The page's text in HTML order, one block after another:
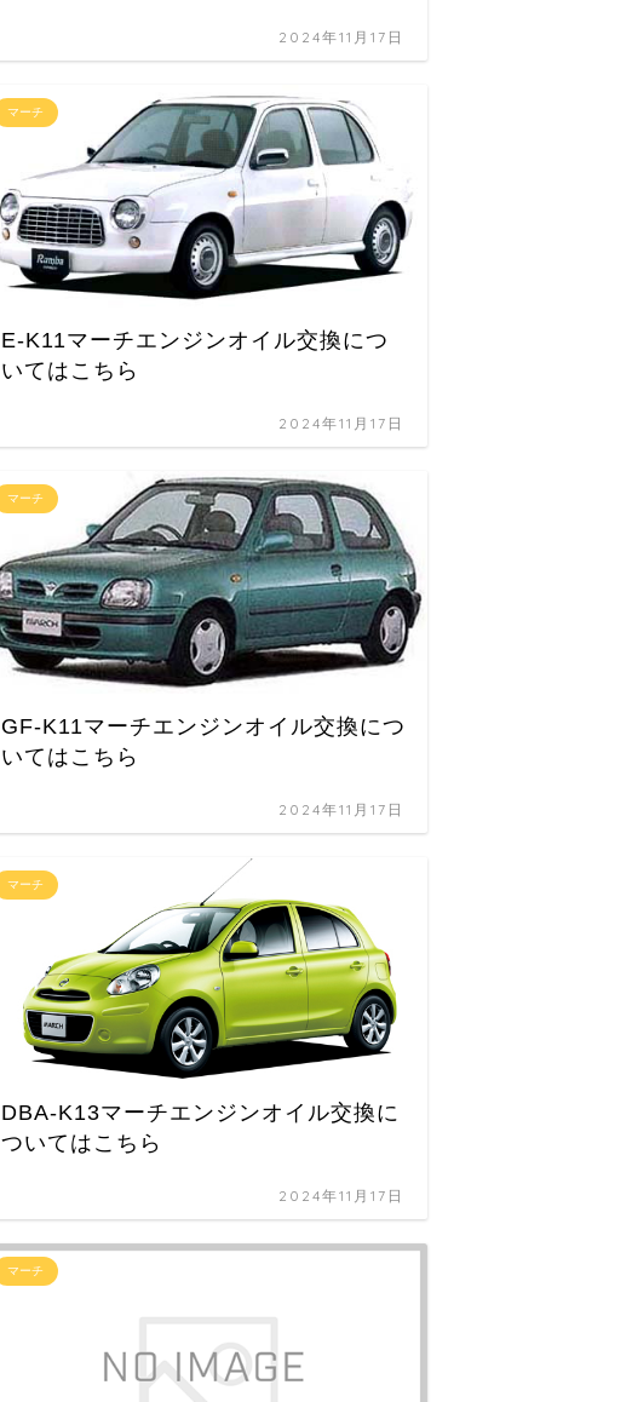
2024年11月17日
マーチ
E-K11マーチエンジンオイル交換につ
いてはこちら
2024年11月17日
マーチ
GF-K11マーチエンジンオイル交換につ
いてはこちら
2024年11月17日
マーチ
DBA-K13マーチエンジンオイル交換に
ついてはこちら
2024年11月17日
マーチ